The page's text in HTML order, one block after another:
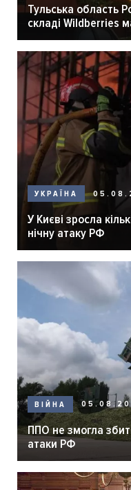
Тульська область
складі Wildberries
УКРАЇНА
У Києві зросла
нічну атаку РФ
ВІЙНА
ППО не змогла
атаки РФ